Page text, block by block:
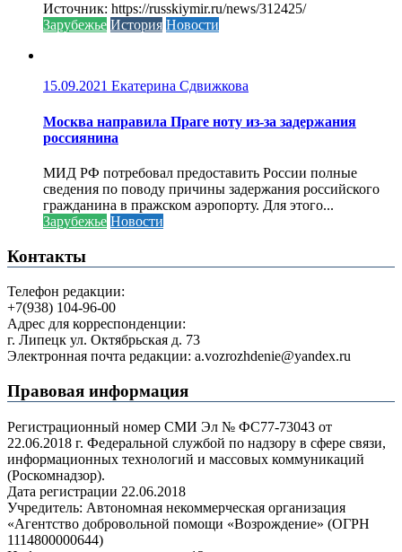
Источник: https://russkiymir.ru/news/312425/
Зарубежье История Новости
15.09.2021 Екатерина Сдвижкова
Москва направила Праге ноту из-за задержания
россиянина
МИД РФ потребовал предоставить России полные
сведения по поводу причины задержания российского
гражданина в пражском аэропорту. Для этого...
Зарубежье Новости
Контакты
Телефон редакции:
+7(938) 104-96-00
Адрес для корреспонденции:
г. Липецк ул. Октябрьская д. 73
Электронная почта редакции: a.vozrozhdenie@yandex.ru
Правовая информация
Регистрационный номер СМИ Эл № ФС77-73043 от
22.06.2018 г. Федеральной службой по надзору в сфере связи,
информационных технологий и массовых коммуникаций
(Роскомнадзор).
Дата регистрации 22.06.2018
Учредитель: Автономная некоммерческая организация
«Агентство добровольной помощи «Возрождение» (ОГРН
1114800000644)